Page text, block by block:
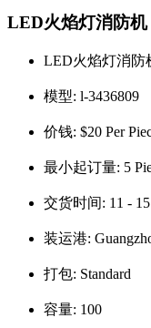
LED火焰灯消防机
LED火焰灯消防
模型: l-3436809
价钱: $20 Per
最小起订量: 5
交货时间: 11 -
装运港:
打包: Standard
容量: 100